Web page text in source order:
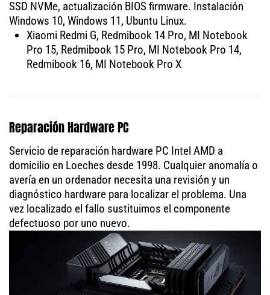
SSD NVMe, actualización BIOS firmware. Instalación
Windows 10, Windows 11, Ubuntu Linux.
Xiaomi Redmi G, Redmibook 14 Pro, MI Notebook
Pro 15, Redmibook 15 Pro, MI Notebook Pro 14,
Redmibook 16, MI Notebook Pro X
Reparación Hardware PC
Servicio de reparación hardware PC Intel AMD a
domicilio en Loeches desde 1998. Cualquier anomalía o
avería en un ordenador necesita una revisión y un
diagnóstico hardware para localizar el problema. Una
vez localizado el fallo sustituimos el componente
defectuoso por uno nuevo.